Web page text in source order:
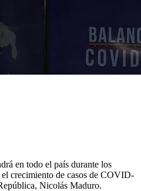
en todo el país durante los
crecimiento de casos de COVID-
Nicolás Maduro.